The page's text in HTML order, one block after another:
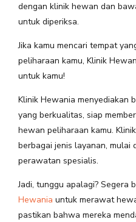
dengan klinik hewan dan
untuk diperiksa.
Jika kamu mencari tempat
peliharaan kamu, Klinik
untuk kamu!
Klinik Hewania menyediakan
yang berkualitas, siap
hewan peliharaan kamu.
berbagai jenis layanan, mulai
perawatan spesialis.
Jadi, tunggu apalagi? Segera
Hewania untuk merawat
pastikan bahwa mereka